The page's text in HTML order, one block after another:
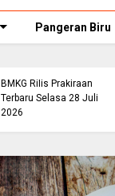
Pangeran Biru
BMKG Rilis Prakiraan
Terbaru Selasa 28 Juli
2026